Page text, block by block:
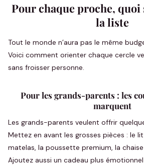
Pour chaque proche, quoi
la liste
Tout le monde n’aura pas le même
Voici comment orienter chaque cercle
sans froisser personne.
Pour les grands-parents : les
marquent
Les grands-parents veulent offrir
Mettez en avant les grosses pièces : le
matelas, la poussette premium, la
Ajoutez aussi un cadeau plus